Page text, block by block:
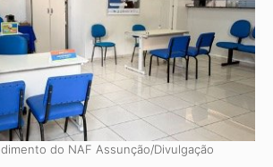
do NAF Assunção/Divulgação